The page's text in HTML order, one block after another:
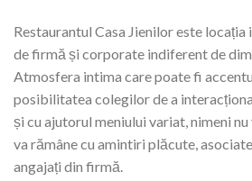
Restaurantul Casa Jienilor este
de firmă și corporate indiferent de
Atmosfera intima care poate fi
posibilitatea colegilor de a
și cu ajutorul meniului variat, nimeni
va rămâne cu amintiri plăcute,
angajați din firmă.